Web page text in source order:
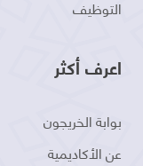
التوظيف
اعرف أكثر
بوابة الخريجون
عن الأكاديمية